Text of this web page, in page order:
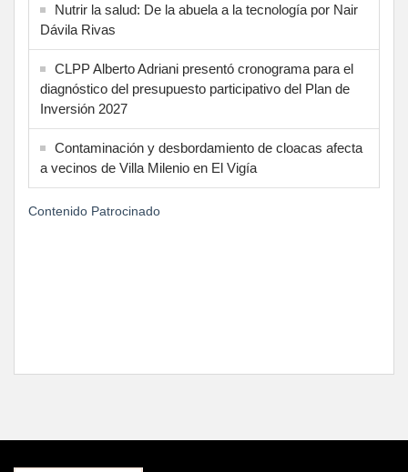
Nutrir la salud: De la abuela a la tecnología por Nair
Dávila Rivas
CLPP Alberto Adriani presentó cronograma para el
diagnóstico del presupuesto participativo del Plan de
Inversión 2027
Contaminación y desbordamiento de cloacas afecta
a vecinos de Villa Milenio en El Vigía
Contenido Patrocinado